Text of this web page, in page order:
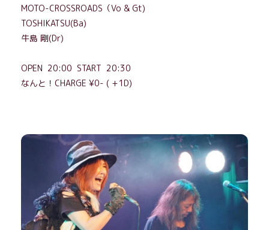
MOTO-CROSSROADS（Vo & Gt)
TOSHIKATSU(Ba)
牛島 剛(Dr)
OPEN 20:00 START 20:30
なんと！CHARGE ¥0- ( +1D)